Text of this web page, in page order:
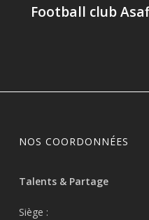
Football club
NOS COORDONNÉES
Talents & Partage
Siège :